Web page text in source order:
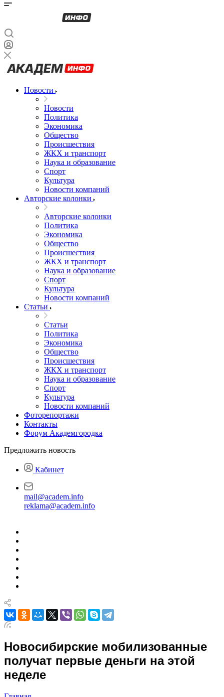
Новости
Новости
Политика
Экономика
Общество
Происшествия
ЖКХ и транспорт
Наука и образование
Спорт
Культура
Новости компаний
Авторские колонки
Авторские колонки
Политика
Экономика
Общество
Происшествия
ЖКХ и транспорт
Наука и образование
Спорт
Культура
Новости компаний
Статьи
Статьи
Политика
Экономика
Общество
Происшествия
ЖКХ и транспорт
Наука и образование
Спорт
Культура
Новости компаний
Фоторепортажи
Контакты
Форум Академгородка
Предложить новость
Кабинет
mail@academ.info
reklama@academ.info
Новосибирские мобилизованные
получат первые деньги на этой
неделе